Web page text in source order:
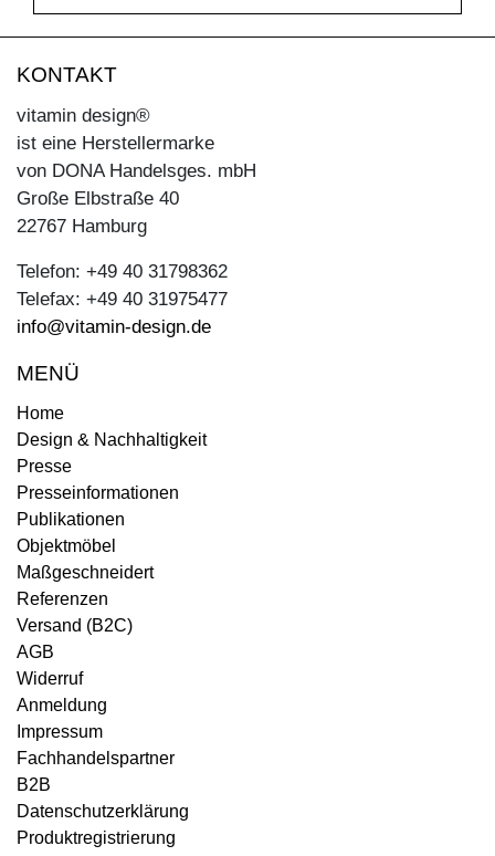
KONTAKT
vitamin design®
ist eine Herstellermarke
von DONA Handelsges. mbH
Große Elbstraße 40
22767 Hamburg
Telefon: +49 40 31798362
Telefax: +49 40 31975477
info@vitamin-design.de
MENÜ
Home
Design & Nachhaltigkeit
Presse
Presseinformationen
Publikationen
Objektmöbel
Maßgeschneidert
Referenzen
Versand (B2C)
AGB
Widerruf
Anmeldung
Impressum
Fachhandelspartner
B2B
Datenschutzerklärung
Produktregistrierung